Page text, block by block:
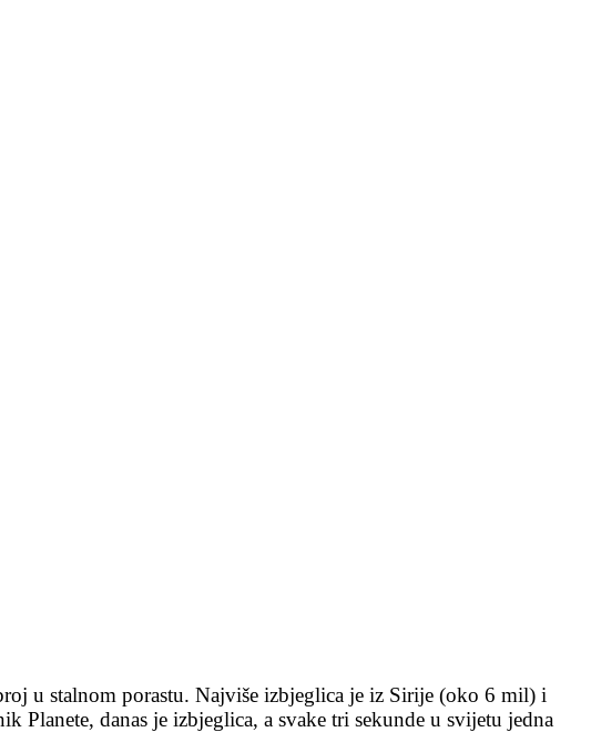
u stalnom porastu. Najviše izbjeglica je iz Sirije (oko 6 mil) i
Planete, danas je izbjeglica, a svake tri sekunde u svijetu jedna